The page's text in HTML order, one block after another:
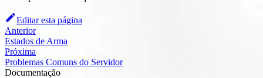
Editar esta página
Anterior
Estados de Arma
Próxima
Problemas Comuns do Servidor
Documentação